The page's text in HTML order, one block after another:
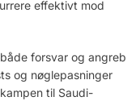
effektivt mod
forsvar og angreb
og nøglepasninger
til Saudi-